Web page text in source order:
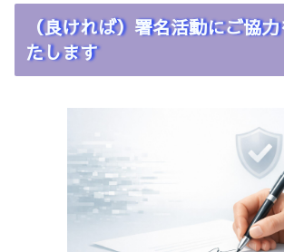
（良ければ）署名活動にご協
たします